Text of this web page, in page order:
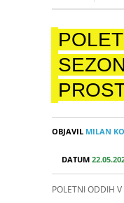
OBJAVIL MILAN
DATUM
POLETNI ODDIH